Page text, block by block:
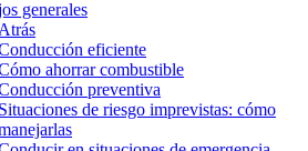
generales
Atrás
eficiente
ahorrar combustible
preventiva
Situaciones de riesgo imprevistas: cómo